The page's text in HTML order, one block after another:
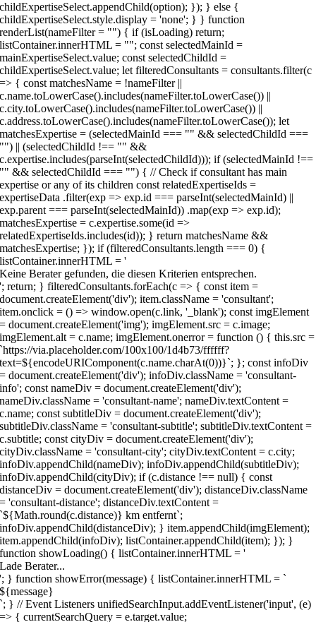
Keine Berater gefunden, die diesen Kriterien entsprechen.
'; return; } filteredConsultants.forEach(c => { const item =
document.createElement('div'); item.className = 'consultant';
item.onclick = () => window.open(c.link, '_blank'); const imgElement
= document.createElement('img'); imgElement.src = c.image;
imgElement.alt = c.name; imgElement.onerror = function () { this.src =
`https://via.placeholder.com/100x100/1d4b73/ffffff?
text=${encodeURIComponent(c.name.charAt(0))}`; }; const infoDiv
= document.createElement('div'); infoDiv.className = 'consultant-
info'; const nameDiv = document.createElement('div');
nameDiv.className = 'consultant-name'; nameDiv.textContent =
c.name; const subtitleDiv = document.createElement('div');
subtitleDiv.className = 'consultant-subtitle'; subtitleDiv.textContent =
c.subtitle; const cityDiv = document.createElement('div');
cityDiv.className = 'consultant-city'; cityDiv.textContent = c.city;
infoDiv.appendChild(nameDiv); infoDiv.appendChild(subtitleDiv);
infoDiv.appendChild(cityDiv); if (c.distance !== null) { const
distanceDiv = document.createElement('div'); distanceDiv.className
= 'consultant-distance'; distanceDiv.textContent =
`${Math.round(c.distance)} km entfernt`;
infoDiv.appendChild(distanceDiv); } item.appendChild(imgElement);
item.appendChild(infoDiv); listContainer.appendChild(item); }); }
function showLoading() { listContainer.innerHTML = '
Lade Berater...
'; } function showError(message) { listContainer.innerHTML = `
${message}
`; } // Event Listeners unifiedSearchInput.addEventListener('input', (e)
=> { currentSearchQuery = e.target.value;